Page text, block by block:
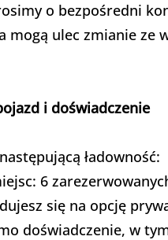
o bezpośredni
mogą ulec zmianie ze
i doświadczenie
ładowność:
6
się na opcję
doświadczenie, w